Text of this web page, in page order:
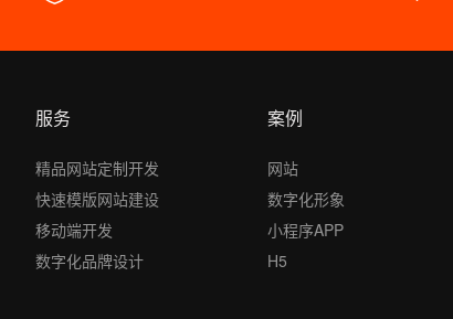
服务
精品网站定制开发
快速模版网站建设
移动端开发
数字化品牌设计
案例
网站
数字化形象
小程序APP
H5